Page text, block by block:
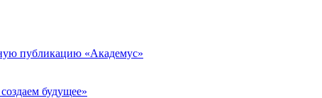
публикацию «Академус»
будущее»